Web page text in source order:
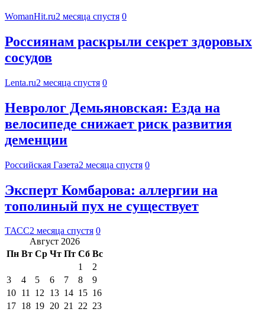
WomanHit.ru2 месяца спустя 0
Россиянам раскрыли секрет здоровых
сосудов
Lenta.ru2 месяца спустя 0
Невролог Демьяновская: Езда на
велосипеде снижает риск развития
деменции
Российская Газета2 месяца спустя 0
Эксперт Комбарова: аллергии на
тополиный пух не существует
ТАСС2 месяца спустя 0
Август 2026
Пн Вт Ср Чт Пт Сб Вс
1
2
3
4 5 6 7 8
9
10 11 12 13 14 15 16
17 18 19 20 21 22 23